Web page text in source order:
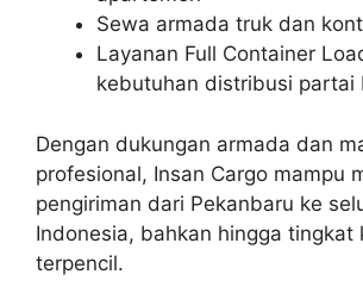
Sewa armada truk dan
Layanan Full Container
kebutuhan distribusi partai
Dengan dukungan armada dan
profesional, Insan Cargo mampu
pengiriman dari Pekanbaru ke
Indonesia, bahkan hingga tingkat
terpencil.